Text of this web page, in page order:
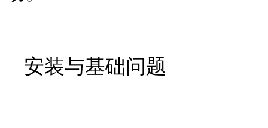
安装与基础问题